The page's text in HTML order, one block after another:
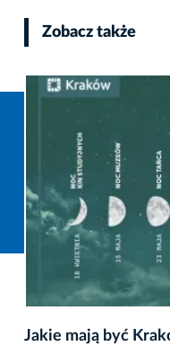
Zobacz także
Jakie mają być